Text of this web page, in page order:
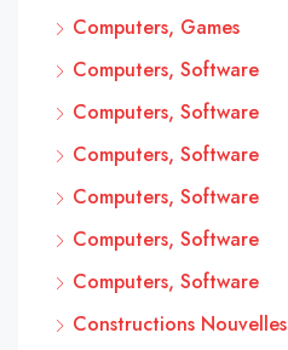
Computers, Games
Computers, Software
Computers, Software
Computers, Software
Computers, Software
Computers, Software
Computers, Software
Constructions Nouvelles